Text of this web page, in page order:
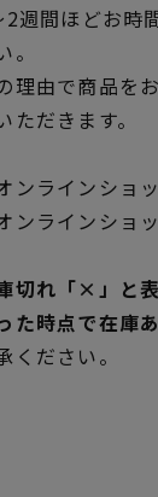
週間ほどお時
理由で商品を
だきます。
ンラインショ
ンラインショ
切れ「×」と
た時点で在庫
ください。